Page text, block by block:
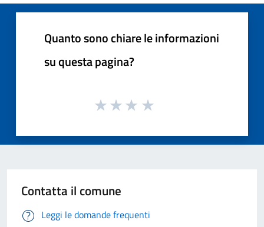
Quanto sono chiare le informazioni
su questa pagina?
Contatta il comune
Leggi le domande frequenti